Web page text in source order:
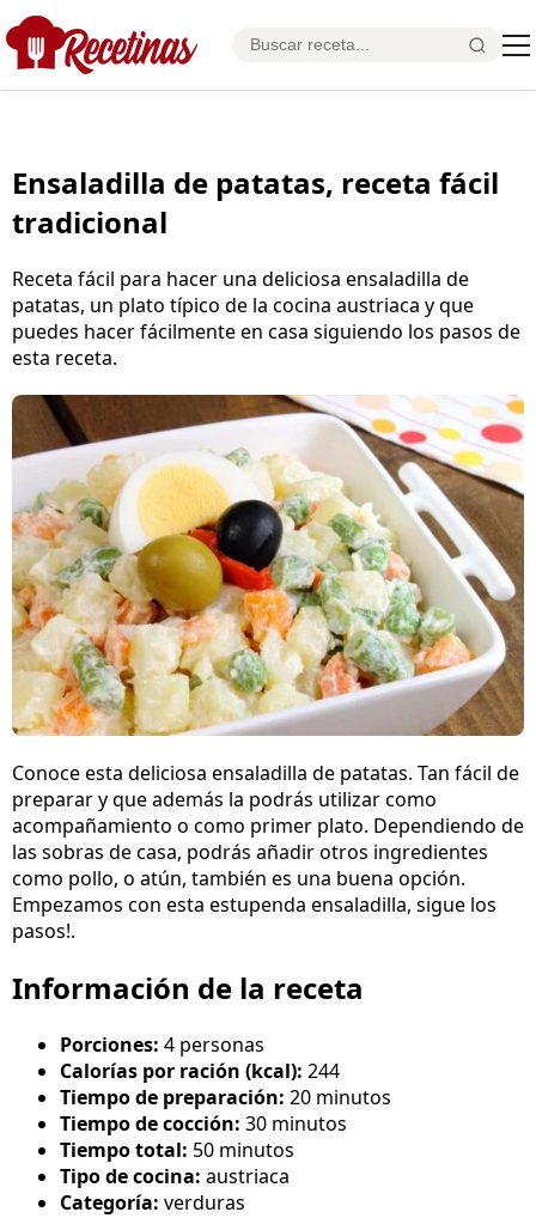
Ensaladilla de patatas, receta fácil
tradicional
Receta fácil para hacer una deliciosa ensaladilla de
patatas, un plato típico de la cocina austriaca y que
puedes hacer fácilmente en casa siguiendo los pasos de
esta receta.
Conoce esta deliciosa ensaladilla de patatas. Tan fácil de
preparar y que además la podrás utilizar como
acompañamiento o como primer plato. Dependiendo de
las sobras de casa, podrás añadir otros ingredientes
como pollo, o atún, también es una buena opción.
Empezamos con esta estupenda ensaladilla, sigue los
pasos!.
Información de la receta
Porciones: 4 personas
Calorías por ración (kcal): 244
Tiempo de preparación: 20 minutos
Tiempo de cocción: 30 minutos
Tiempo total: 50 minutos
Tipo de cocina: austriaca
Categoría: verduras